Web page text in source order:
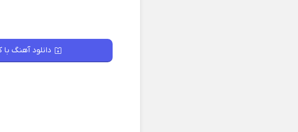
دانلود آهنگ با